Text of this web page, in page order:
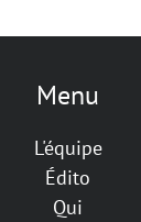
Menu
L'équipe
Édito
Qui